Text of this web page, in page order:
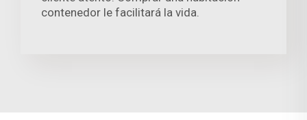
contenedor le facilitará la vida.